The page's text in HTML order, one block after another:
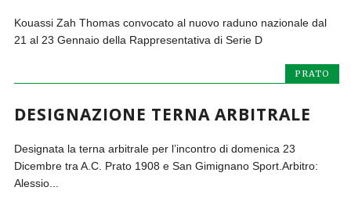
Kouassi Zah Thomas convocato al nuovo raduno nazionale dal
21 al 23 Gennaio della Rappresentativa di Serie D
PRATO
DESIGNAZIONE TERNA ARBITRALE
Designata la terna arbitrale per l’incontro di domenica 23
Dicembre tra A.C. Prato 1908 e San Gimignano Sport.Arbitro:
Alessio...